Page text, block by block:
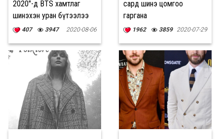
2020"-д BTS хамтлаг
шинэхэн уран бүтээлээ
толилуулна
407 3947 2020-08-06
сард шинэ цомгоо
гаргана
1962 3859 2020-07-29